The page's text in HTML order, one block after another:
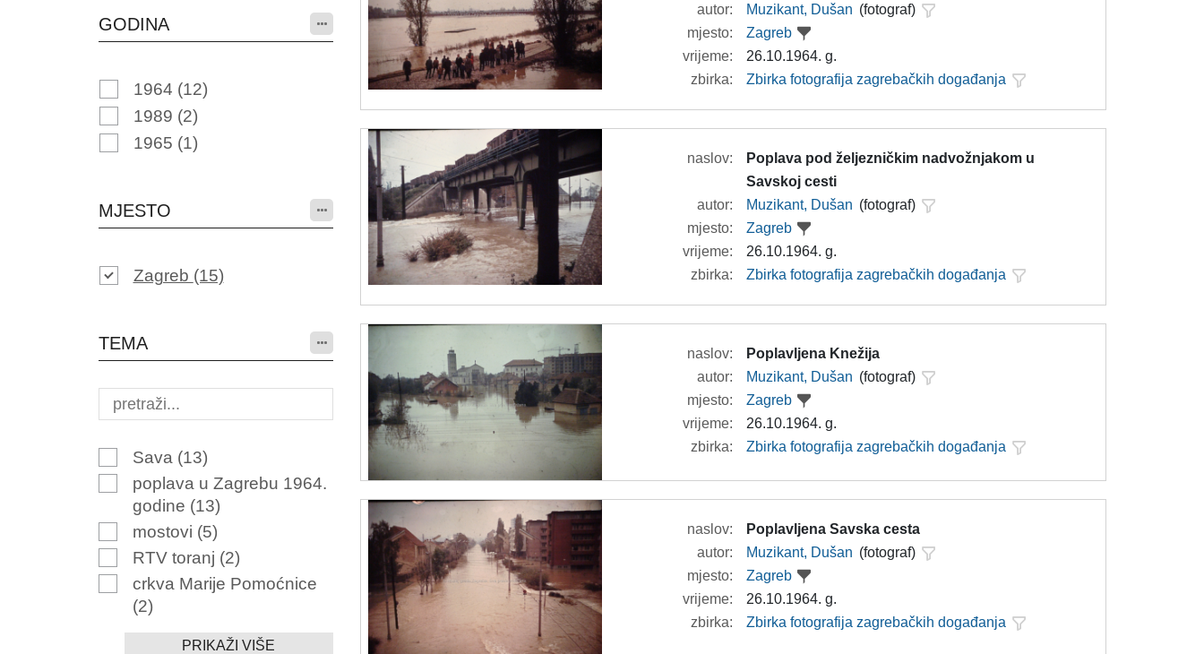
GODINA
1964 (12)
1989 (2)
1965 (1)
MJESTO
Zagreb (15)
TEMA
Sava (13)
poplava u Zagrebu 1964.
godine (13)
mostovi (5)
RTV toranj (2)
crkva Marije Pomoćnice
(2)
PRIKAŽI VIŠE
autor:
Muzikant, Dušan (fotograf)
mjesto:
Zagreb
vrijeme:
26.10.1964. g.
zbirka:
Zbirka fotografija zagrebačkih događanja
naslov:
Poplava pod željezničkim nadvožnjakom u
Savskoj cesti
autor:
Muzikant, Dušan (fotograf)
mjesto:
Zagreb
vrijeme:
26.10.1964. g.
zbirka:
Zbirka fotografija zagrebačkih događanja
naslov:
Poplavljena Knežija
autor:
Muzikant, Dušan (fotograf)
mjesto:
Zagreb
vrijeme:
26.10.1964. g.
zbirka:
Zbirka fotografija zagrebačkih događanja
naslov:
Poplavljena Savska cesta
autor:
Muzikant, Dušan (fotograf)
mjesto:
Zagreb
vrijeme:
26.10.1964. g.
zbirka:
Zbirka fotografija zagrebačkih događanja